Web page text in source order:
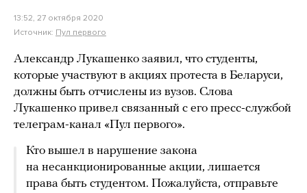
13:52, 27 октября 2020
Источник: Пул первого
Александр Лукашенко заявил, что студенты,
которые участвуют в акциях протеста в Беларуси,
должны быть отчислены из вузов. Слова
Лукашенко привел связанный с его пресс-службой
телеграм-канал «Пул первого».
Кто вышел в нарушение закона
на несанкционированные акции, лишается
права быть студентом. Пожалуйста, отправьте